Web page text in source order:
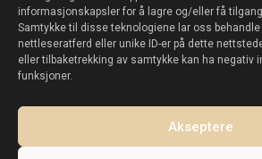
informasjonskapsler for å lagre og/eller få
Samtykke til disse teknologiene lar oss
nettleseratferd eller unike ID-er på dette
eller tilbaketrekking av samtykke kan ha negativ
funksjoner.
Akseptere
Selg eiendommen din:
Selg eiendom i La Mata